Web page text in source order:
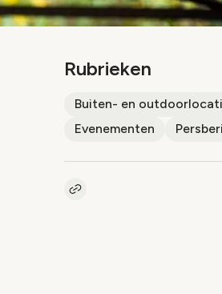
Rubrieken
Buiten- en
Evenementen
Kopieer link naar artikel